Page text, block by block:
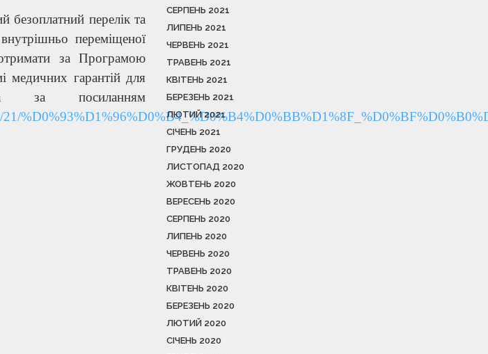
безоплатний перелік та
переміщеної
за Програмою
медичних гарантій для
за посиланням
21/
СЕРПЕНЬ 2021
ЛИПЕНЬ 2021
ЧЕРВЕНЬ 2021
ТРАВЕНЬ 2021
КВІТЕНЬ 2021
БЕРЕЗЕНЬ 2021
ЛЮТИЙ 2021
СІЧЕНЬ 2021
ГРУДЕНЬ 2020
ЛИСТОПАД 2020
ЖОВТЕНЬ 2020
ВЕРЕСЕНЬ 2020
СЕРПЕНЬ 2020
ЛИПЕНЬ 2020
ЧЕРВЕНЬ 2020
ТРАВЕНЬ 2020
КВІТЕНЬ 2020
БЕРЕЗЕНЬ 2020
ЛЮТИЙ 2020
СІЧЕНЬ 2020